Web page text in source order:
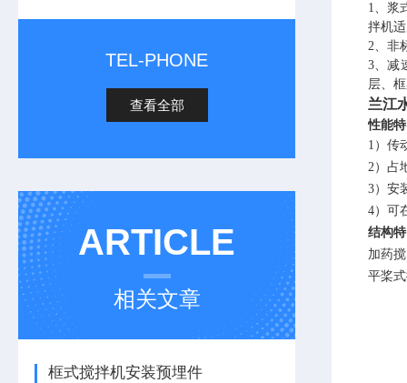
TEL-PHONE
查看全部
ARTICLE
相关文章
框式搅拌机安装预埋件
1、浆
拌机
2、非
3、减
层、
兰江
性能
1）传
2）占
3）安
4）可
结构
加药
平桨